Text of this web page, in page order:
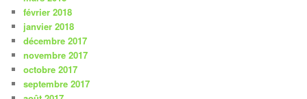
février 2018
janvier 2018
décembre 2017
novembre 2017
octobre 2017
septembre 2017